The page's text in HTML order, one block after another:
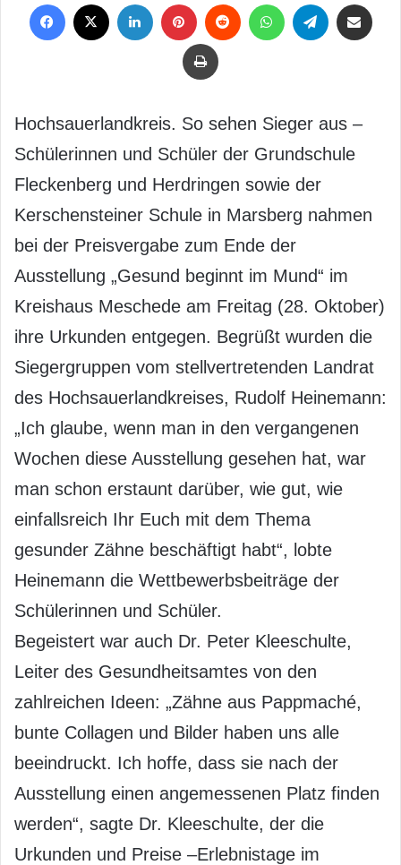
Drucken
Hochsauerlandkreis. So sehen Sieger aus –
Schülerinnen und Schüler der Grundschule
Fleckenberg und Herdringen sowie der
Kerschensteiner Schule in Marsberg nahmen
bei der Preisvergabe zum Ende der
Ausstellung „Gesund beginnt im Mund“ im
Kreishaus Meschede am Freitag (28. Oktober)
ihre Urkunden entgegen. Begrüßt wurden die
Siegergruppen vom stellvertretenden Landrat
des Hochsauerlandkreises, Rudolf Heinemann:
„Ich glaube, wenn man in den vergangenen
Wochen diese Ausstellung gesehen hat, war
man schon erstaunt darüber, wie gut, wie
einfallsreich Ihr Euch mit dem Thema
gesunder Zähne beschäftigt habt“, lobte
Heinemann die Wettbewerbsbeiträge der
Schülerinnen und Schüler.
Begeistert war auch Dr. Peter Kleeschulte,
Leiter des Gesundheitsamtes von den
zahlreichen Ideen: „Zähne aus Pappmaché,
bunte Collagen und Bilder haben uns alle
beeindruckt. Ich hoffe, dass sie nach der
Ausstellung einen angemessenen Platz finden
werden“, sagte Dr. Kleeschulte, der die
Urkunden und Preise –Erlebnistage im